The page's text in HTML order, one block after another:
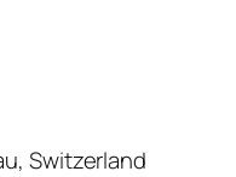
Switzerland